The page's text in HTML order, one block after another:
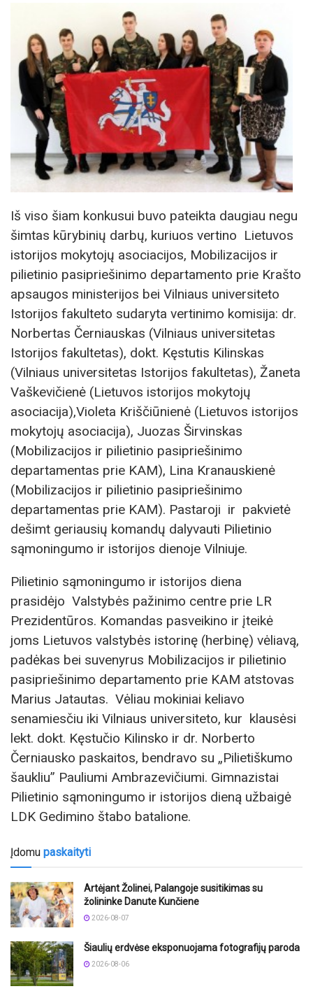
Iš viso šiam konkusui buvo pateikta daugiau negu
šimtas kūrybinių darbų, kuriuos vertino Lietuvos
istorijos mokytojų asociacijos, Mobilizacijos ir
pilietinio pasipriešinimo departamento prie Krašto
apsaugos ministerijos bei Vilniaus universiteto
Istorijos fakulteto sudaryta vertinimo komisija: dr.
Norbertas Černiauskas (Vilniaus universitetas
Istorijos fakultetas), dokt. Kęstutis Kilinskas
(Vilniaus universitetas Istorijos fakultetas), Žaneta
Vaškevičienė (Lietuvos istorijos mokytojų
asociacija),Violeta Kriščiūnienė (Lietuvos istorijos
mokytojų asociacija), Juozas Širvinskas
(Mobilizacijos ir pilietinio pasipriešinimo
departamentas prie KAM), Lina Kranauskienė
(Mobilizacijos ir pilietinio pasipriešinimo
departamentas prie KAM). Pastaroji ir pakvietė
dešimt geriausių komandų dalyvauti Pilietinio
sąmoningumo ir istorijos dienoje Vilniuje.
Pilietinio sąmoningumo ir istorijos diena
prasidėjo Valstybės pažinimo centre prie LR
Prezidentūros. Komandas pasveikino ir įteikė
joms Lietuvos valstybės istorinę (herbinę) vėliavą,
padėkas bei suvenyrus Mobilizacijos ir pilietinio
pasipriešinimo departamento prie KAM atstovas
Marius Jatautas. Vėliau mokiniai keliavo
senamiesčiu iki Vilniaus universiteto, kur klausėsi
lekt. dokt. Kęstučio Kilinsko ir dr. Norberto
Černiausko paskaitos, bendravo su „Pilietiškumo
šaukliu” Pauliumi Ambrazevičiumi. Gimnazistai
Pilietinio sąmoningumo ir istorijos dieną užbaigė
LDK Gedimino štabo batalione.
Įdomu paskaityti
Artėjant Žolinei, Palangoje susitikimas su
žolininke Danute Kunčiene
2026-08-07
Šiaulių erdvėse eksponuojama fotografijų paroda
2026-08-06